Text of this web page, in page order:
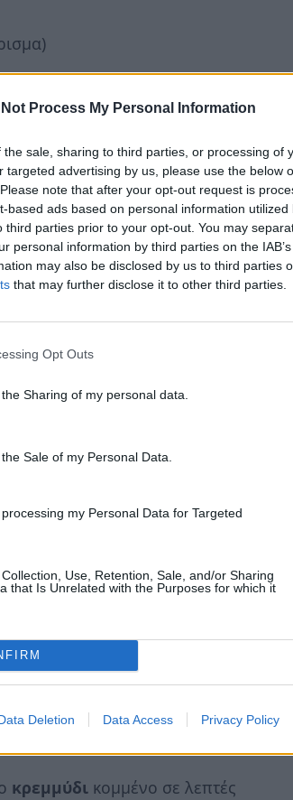
Not Process My Personal Information
the sale, sharing to third parties, or processing of
targeted advertising by us, please use the below
note that after your opt-out request is
based ads based on personal information
third parties prior to your opt-out. You may
personal information by third parties on the
may also be disclosed by us to third parties
that may further disclose it to other third parties.
Opt Outs
Sharing of my personal data.
Sale of my Personal Data.
my Personal Data for Targeted
Use, Retention, Sale, and/or Sharing
that Is Unrelated with the Purposes for which it
Deletion Data Access Privacy Policy
κρεμμύδικομμένο σε λεπτές